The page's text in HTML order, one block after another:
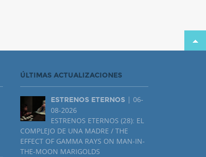
ÚLTIMAS ACTUALIZACIONES
ESTRENOS ETERNOS | 06-
08-2026
ESTRENOS ETERNOS (28): EL
COMPLEJO DE UNA MADRE / THE
EFFECT OF GAMMA RAYS ON MAN-IN-
THE-MOON MARIGOLDS